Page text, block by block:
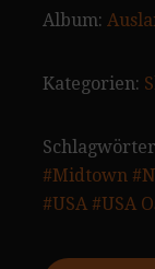
Album:
Kategorien:
#Midtown
#USA #USA